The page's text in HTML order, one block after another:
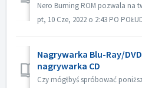
pt, 10 Cze, 2022 o 2:43 PO
Nagrywarka Blu-Ray/
nagrywarka CD